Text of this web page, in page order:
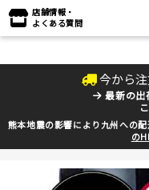
店舗情報・
よくある質問
今から
最新の出
熊本地震の影響により九州への
の